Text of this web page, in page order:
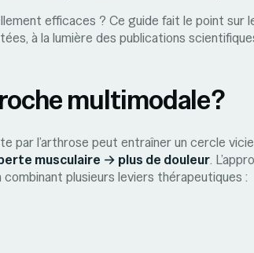
efficaces ? Ce guide fait le point sur
à la lumière des publications
multimodale ?
par l’arthrose peut entraîner un cercle
musculaire → plus de douleur.
plusieurs leviers thérapeutiques :